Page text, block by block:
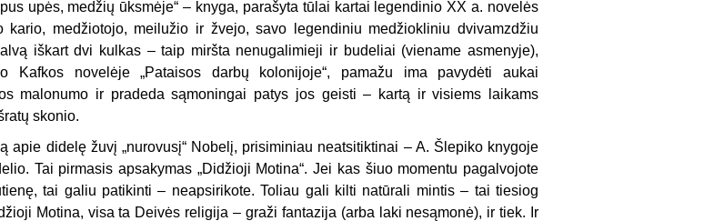
upės, medžių ūksmėje“ – knyga, parašyta tūlai kartai legendinio XX a. novelės
kario, medžiotojo, meilužio ir žvejo, savo legendiniu medžiokliniu dvivamzdžiu
iškart dvi kulkas – taip miršta nenugalimieji ir budeliai (viename asmenyje),
Kafkos novelėje „Pataisos darbų kolonijoje“, pamažu ima pavydėti aukai
malonumo ir pradeda sąmoningai patys jos geisti – kartą ir visiems laikams
skonio.
apie didelę žuvį „nurovusį“ Nobelį, prisiminiau neatsitiktinai – A. Šlepiko knygoje
Tai pirmasis apsakymas „Didžioji Motina“. Jei kas šiuo momentu pagalvojote
tai galiu patikinti – neapsirikote. Toliau gali kilti natūrali mintis – tai tiesiog
Motina, visa ta Deivės religija – graži fantazija (arba laki nesąmonė), ir tiek. Ir